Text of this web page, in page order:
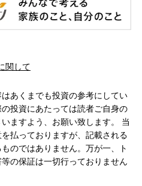
関して
あくまでも投資の参考にしてい
投資にあたっては読者ご自身の
ますよう、お願い致します。 当
払っておりますが、記載される
のではありません。万が一、ト
の保証は一切行っておりません